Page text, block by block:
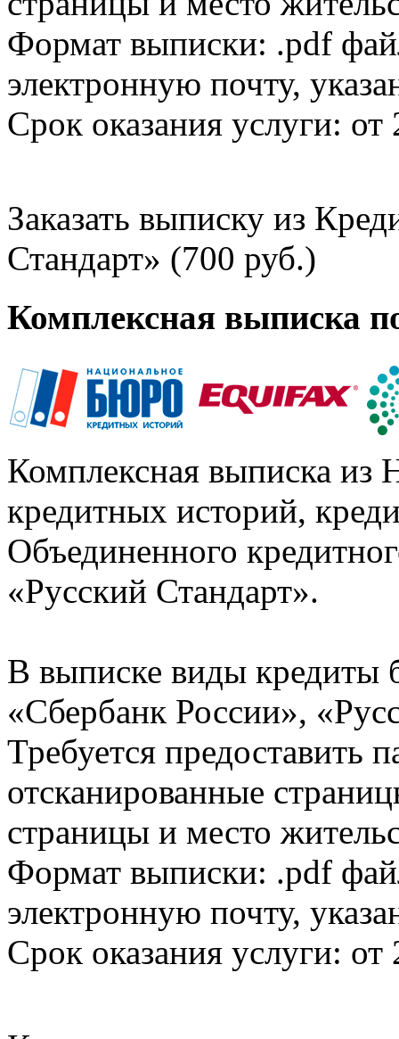
Формат выписки: .pdf
электронную почту,
Срок оказания услуги: от
Заказать выписку из
Стандарт» (700 руб.)
Комплексная выписка
Комплексная выписка из
кредитных историй,
Объединенного
«Русский Стандарт».
В выписке виды кредиты
«Сбербанк России»,
Требуется предоставить
отсканированные
страницы и место
Формат выписки: .pdf
электронную почту,
Срок оказания услуги: от